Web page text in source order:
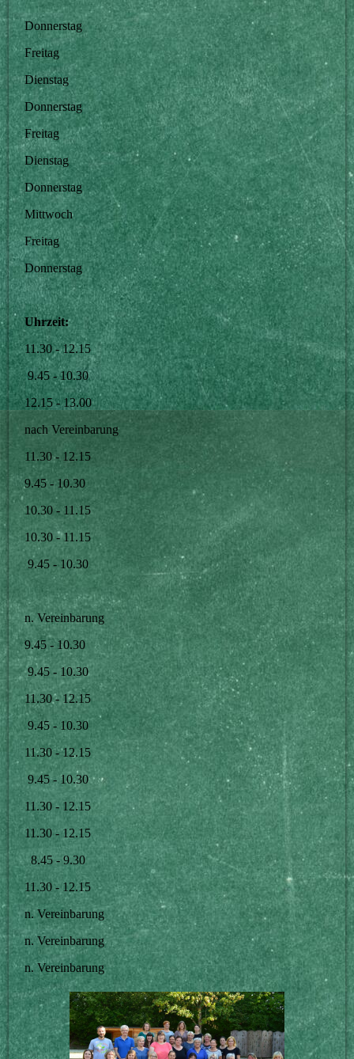
Donnerstag
Freitag
Dienstag
Donnerstag
Freitag
Dienstag
Donnerstag
Mittwoch
Freitag
Donnerstag
Uhrzeit:
11.30 - 12.15
9.45 - 10.30
12.15 - 13.00
nach Vereinbarung
11.30 - 12.15
9.45 - 10.30
10.30 - 11.15
10.30 - 11.15
9.45 - 10.30
n. Vereinbarung
9.45 - 10.30
9.45 - 10.30
11.30 - 12.15
9.45 - 10.30
11.30 - 12.15
9.45 - 10.30
11.30 - 12.15
11.30 - 12.15
8.45 - 9.30
11.30 - 12.15
n. Vereinbarung
n. Vereinbarung
n. Vereinbarung